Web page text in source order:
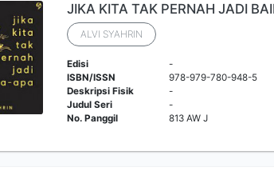
JIKA KITA TAK PERNAH JADI
ALVI SYAHRIN
Edisi
-
ISBN/ISSN
978-979-780-948-5
Deskripsi Fisik
-
Judul Seri
-
No. Panggil
813 AW J